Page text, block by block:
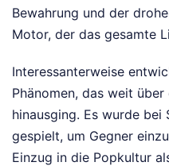
Bewahrung und der
Motor, der das gesamte
Interessanterweise
Phänomen, das weit
hinausging. Es wurde
gespielt, um Gegner
Einzug in die Popkultur